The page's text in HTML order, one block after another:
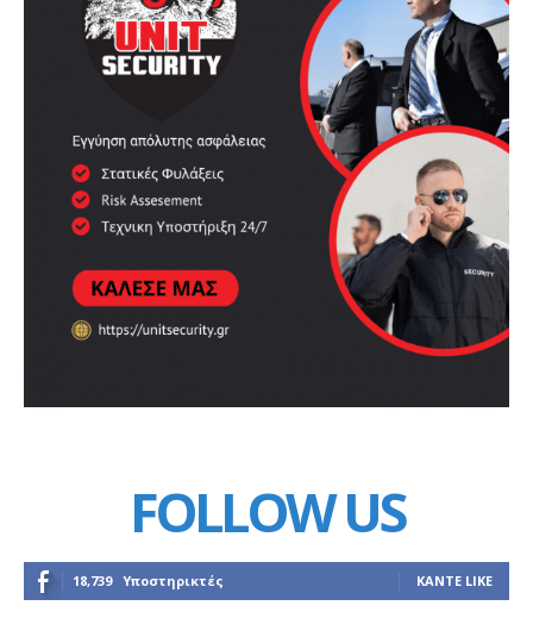
FOLLOW US
18,739 Υποστηρικτές ΚΆΝΤΕ LIKE